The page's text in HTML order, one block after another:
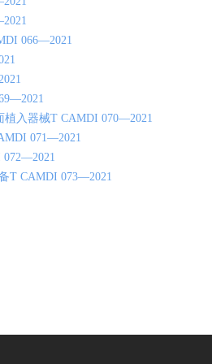
066—2021
植入器械T CAMDI 070—2021
071—2021
072—2021
T CAMDI 073—2021